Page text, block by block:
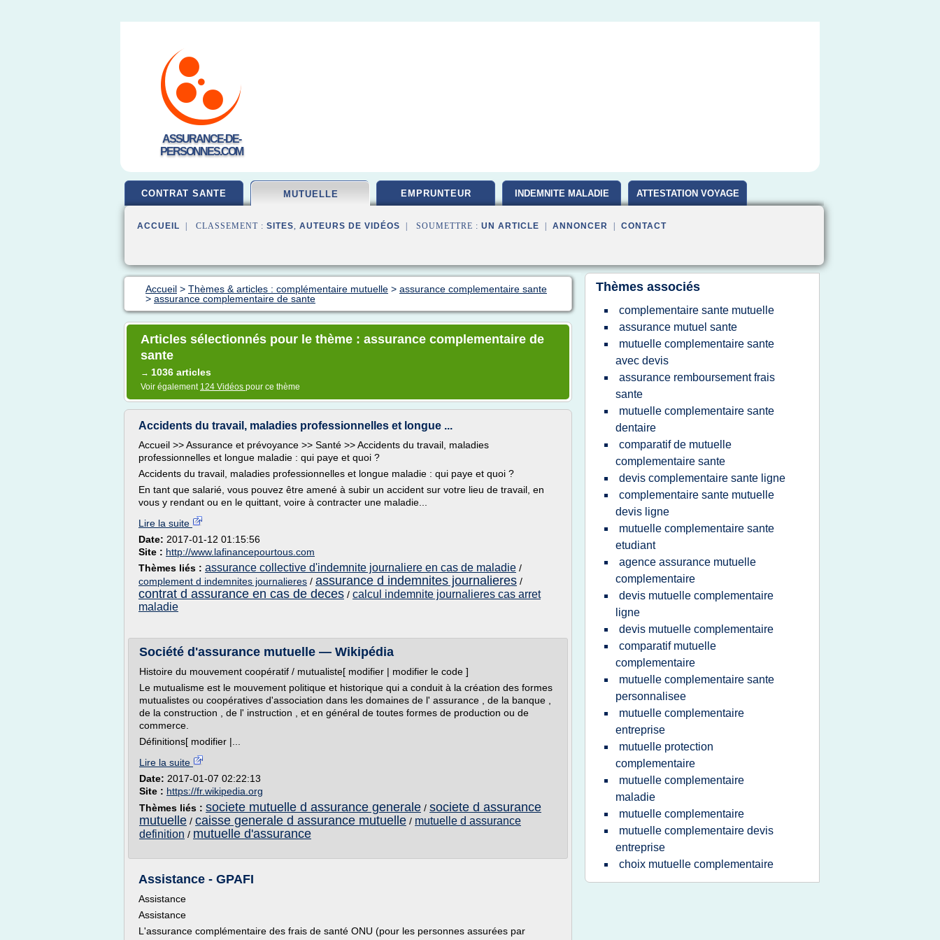
ASSURANCE-DE-
PERSONNES.COM
CONTRAT SANTE MUTUELLE EMPRUNTEUR INDEMNITE MALADIE ATTESTATION VOYAGE
ACCUEIL | CLASSEMENT : SITES, AUTEURS DE VIDÉOS | SOUMETTRE : UN ARTICLE ANNONCER CONTACT
Accueil > Thèmes & articles : complémentaire mutuelle > assurance complementaire sante
> assurance complementaire de sante
Articles sélectionnés pour le thème : assurance complementaire de
sante
→ 1036 articles
Voir également 124 Vidéos pour ce thème
Accidents du travail, maladies professionnelles et longue ...
Accueil >> Assurance et prévoyance >> Santé >> Accidents du travail, maladies
professionnelles et longue maladie : qui paye et quoi ?
Accidents du travail, maladies professionnelles et longue maladie : qui paye et quoi ?
En tant que salarié, vous pouvez être amené à subir un accident sur votre lieu de travail, en
vous y rendant ou en le quittant, voire à contracter une maladie...
Lire la suite
Date: 2017-01-12 01:15:56
Site : http://www.lafinancepourtous.com
Thèmes liés : assurance collective d'indemnite journaliere en cas de maladie /
complement d indemnites journalieres / assurance d indemnites journalieres /
contrat d assurance en cas de deces / calcul indemnite journalieres cas arret
maladie
Société d'assurance mutuelle — Wikipédia
Histoire du mouvement coopératif / mutualiste[ modifier | modifier le code ]
Le mutualisme est le mouvement politique et historique qui a conduit à la création des formes
mutualistes ou coopératives d'association dans les domaines de l' assurance , de la banque ,
de la construction , de l' instruction , et en général de toutes formes de production ou de
commerce.
Définitions[ modifier |...
Lire la suite
Date: 2017-01-07 02:22:13
Site : https://fr.wikipedia.org
Thèmes liés : societe mutuelle d assurance generale / societe d assurance
mutuelle / caisse generale d assurance mutuelle / mutuelle d assurance
definition / mutuelle d'assurance
Assistance - GPAFI
Assistance
Assistance
L'assurance complémentaire des frais de santé ONU (pour les personnes assurées par
Thèmes associés
complementaire sante mutuelle
assurance mutuel sante
mutuelle complementaire sante
avec devis
assurance remboursement frais
sante
mutuelle complementaire sante
dentaire
comparatif de mutuelle
complementaire sante
devis complementaire sante ligne
complementaire sante mutuelle
devis ligne
mutuelle complementaire sante
etudiant
agence assurance mutuelle
complementaire
devis mutuelle complementaire
ligne
devis mutuelle complementaire
comparatif mutuelle
complementaire
mutuelle complementaire sante
personnalisee
mutuelle complementaire
entreprise
mutuelle protection
complementaire
mutuelle complementaire
maladie
mutuelle complementaire
mutuelle complementaire devis
entreprise
choix mutuelle complementaire